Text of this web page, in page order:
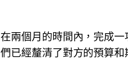
在兩個月的時間內，完成一
們已經釐清了對方的預算和